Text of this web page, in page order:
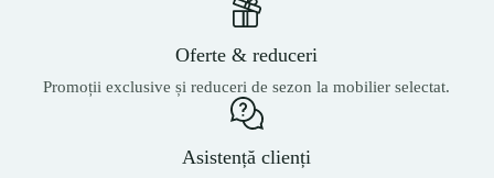
Oferte & reduceri
Promoții exclusive și reduceri de sezon la mobilier selectat.
Asistență clienți